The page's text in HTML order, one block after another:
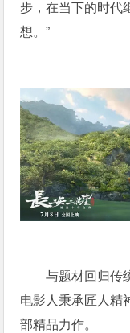
步，在当下的时代
想。”
与题材回归传
电影人秉承匠人精
部精品力作。